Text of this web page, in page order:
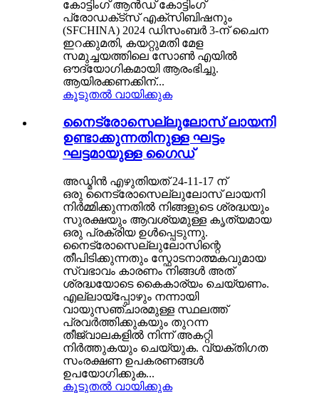
കോട്ടിംഗ് ആൻഡ് കോട്ടിംഗ്
പ്രോഡക്‌ട്‌സ് എക്‌സിബിഷനും
(SFCHINA) 2024 ഡിസംബർ 3-ന് ചൈന
ഇറക്കുമതി, കയറ്റുമതി മേള
സമുച്ചയത്തിലെ സോൺ എയിൽ
ഔദ്യോഗികമായി ആരംഭിച്ചു.
ആയിരക്കണക്കിന്...
കൂടുതൽ വായിക്കുക
നൈട്രോസെല്ലുലോസ് ലായനി
ഉണ്ടാക്കുന്നതിനുള്ള ഘട്ടം
ഘട്ടമായുള്ള ഗൈഡ്
അഡ്മിൻ എഴുതിയത് 24-11-17 ന്
ഒരു നൈട്രോസെല്ലുലോസ് ലായനി
നിർമ്മിക്കുന്നതിൽ നിങ്ങളുടെ ശ്രദ്ധയും
സുരക്ഷയും ആവശ്യമുള്ള കൃത്യമായ
ഒരു പ്രക്രിയ ഉൾപ്പെടുന്നു.
നൈട്രോസെല്ലുലോസിന്റെ
തീപിടിക്കുന്നതും സ്ഫോടനാത്മകവുമായ
സ്വഭാവം കാരണം നിങ്ങൾ അത്
ശ്രദ്ധയോടെ കൈകാര്യം ചെയ്യണം.
എല്ലായ്പ്പോഴും നന്നായി
വായുസഞ്ചാരമുള്ള സ്ഥലത്ത്
പ്രവർത്തിക്കുകയും തുറന്ന
തീജ്വാലകളിൽ നിന്ന് അകറ്റി
നിർത്തുകയും ചെയ്യുക. വ്യക്തിഗത
സംരക്ഷണ ഉപകരണങ്ങൾ
ഉപയോഗിക്കുക...
കൂടുതൽ വായിക്കുക